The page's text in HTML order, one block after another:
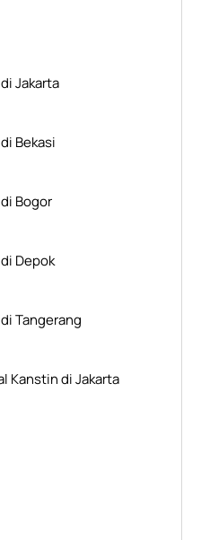
Jakarta
Bekasi
Bogor
Depok
Tangerang
Kanstin di Jakarta